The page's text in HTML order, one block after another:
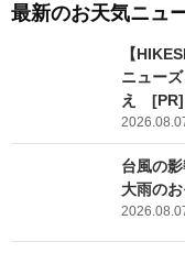
最新のお天気ニュ
【
ニュー
え [PR]
台風の
大雨の